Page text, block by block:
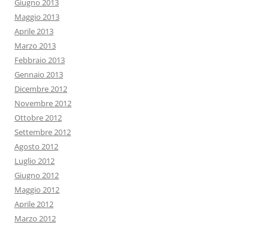
Giugno 2013
Maggio 2013
Aprile 2013
Marzo 2013
Febbraio 2013
Gennaio 2013
Dicembre 2012
Novembre 2012
Ottobre 2012
Settembre 2012
Agosto 2012
Luglio 2012
Giugno 2012
Maggio 2012
Aprile 2012
Marzo 2012